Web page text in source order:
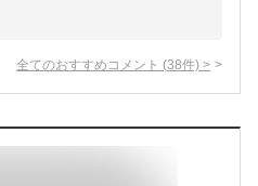
全てのおすすめコメント (38件) >